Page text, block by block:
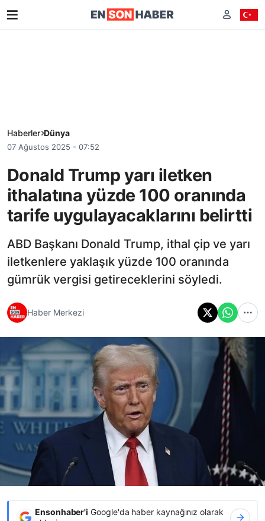
Haberler Dünya
07 Ağustos 2025 - 07:52
Donald Trump yarı iletken
ithalatına yüzde 100 oranında
tarife uygulayacaklarını belirtti
ABD Başkanı Donald Trump, ithal çip ve yarı
iletkenlere yaklaşık yüzde 100 oranında
gümrük vergisi getireceklerini söyledi.
Haber Merkezi
Ensonhaber'i Google'da haber kaynağınız olarak